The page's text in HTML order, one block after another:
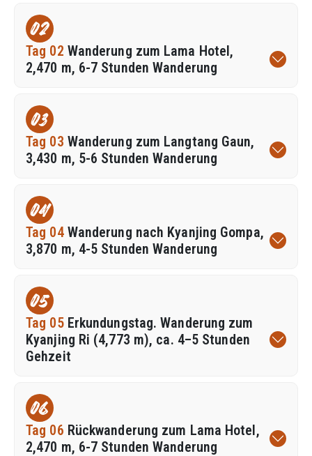
02
Tag 02 Wanderung zum Lama Hotel,
2,470 m, 6-7 Stunden Wanderung
03
Tag 03 Wanderung zum Langtang Gaun,
3,430 m, 5-6 Stunden Wanderung
04
Tag 04 Wanderung nach Kyanjing Gompa,
3,870 m, 4-5 Stunden Wanderung
05
Tag 05 Erkundungstag. Wanderung zum
Kyanjing Ri (4,773 m), ca. 4–5 Stunden
Gehzeit
06
Tag 06 Rückwanderung zum Lama Hotel,
2,470 m, 6-7 Stunden Wanderung